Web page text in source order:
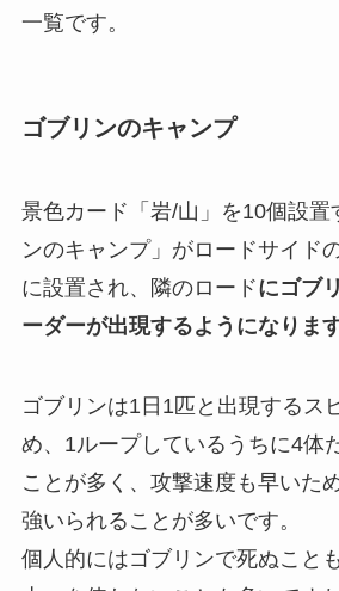
一覧です。
ゴブリンのキャンプ
景色カード「岩/山」を10個設置
ンのキャンプ」がロードサイド
に設置され、隣のロードにゴブ
ーダーが出現するようになります
ゴブリンは1日1匹と出現するス
め、1ループしているうちに4体
ことが多く、攻撃速度も早いた
強いられることが多いです。
個人的にはゴブリンで死ぬこと